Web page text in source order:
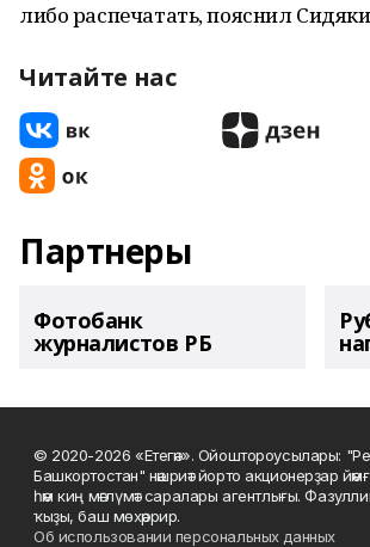
либо распечатать, пояснил
Читайте нас
Партнеры
Фотобанк
журналистов РБ
© 2020-2026 «Етегән». Ойоштороусылары:
Башкортостан" нәшриәт йорто акционерҙар
һәм киң мәғлүмәт саралары агентлығы. Фазуллина
ҡыҙы, баш мөхәррир.
Об использовании персональных данных